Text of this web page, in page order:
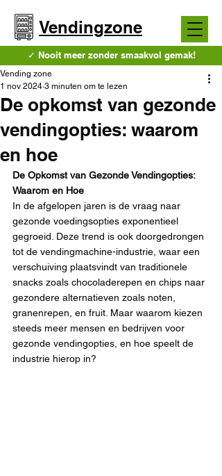
✓ Nooit meer zonder smaakvol gemak!
Vendingzone
De opkomst van gezonde
vendingopties: waarom
en hoe
Vending zone
1 nov 2024 3 minuten om te lezen
De Opkomst van Gezonde Vendingopties:
Waarom en Hoe
In de afgelopen jaren is de vraag naar
gezonde voedingsopties exponentieel
gegroeid. Deze trend is ook doorgedrongen
tot de vendingmachine-industrie, waar een
verschuiving plaatsvindt van traditionele
snacks zoals chocoladerepen en chips naar
gezondere alternatieven zoals noten,
granenrepen, en fruit. Maar waarom kiezen
steeds meer mensen en bedrijven voor
gezonde vendingopties, en hoe speelt de
industrie hierop in?